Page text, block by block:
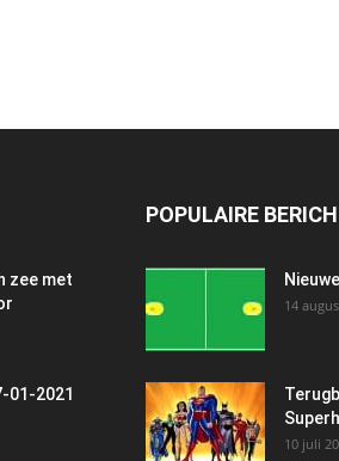
zee met
01-2021
POPULAIRE
14
10 juli